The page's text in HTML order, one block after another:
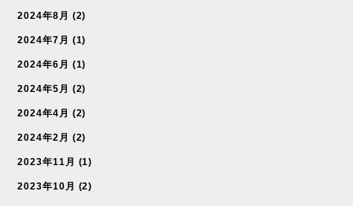
2024年8月 (2)
2024年7月 (1)
2024年6月 (1)
2024年5月 (2)
2024年4月 (2)
2024年2月 (2)
2023年11月 (1)
2023年10月 (2)